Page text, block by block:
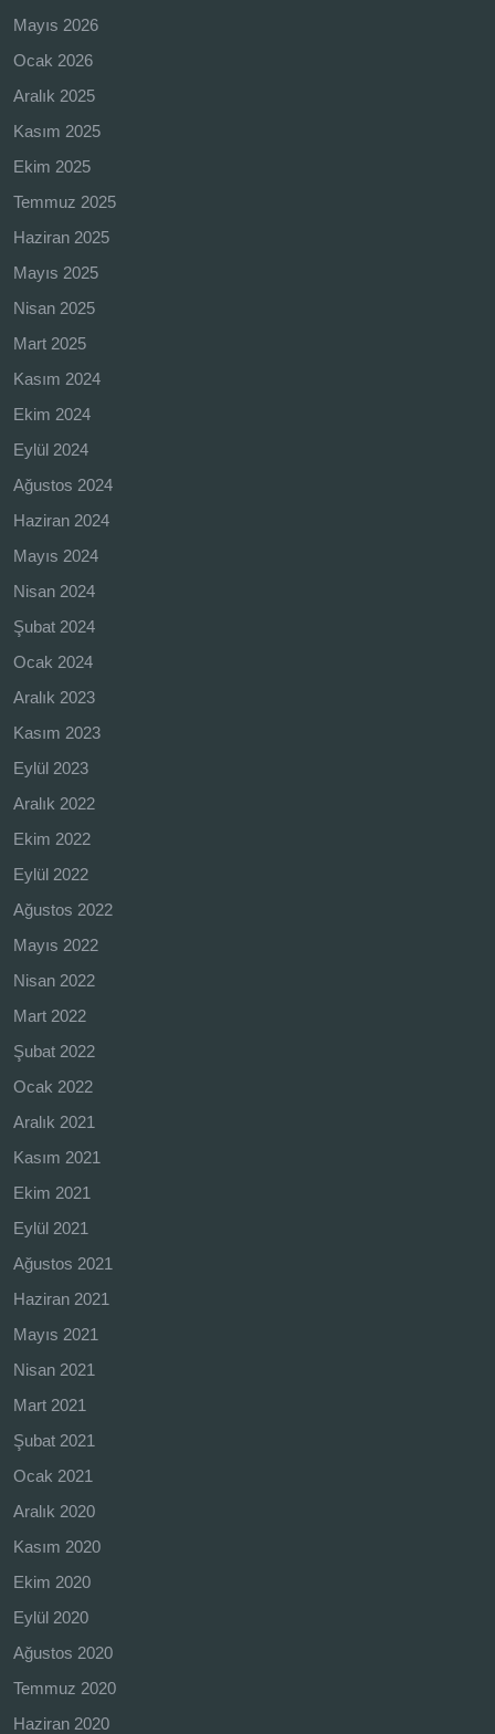
Mayıs 2026
Ocak 2026
Aralık 2025
Kasım 2025
Ekim 2025
Temmuz 2025
Haziran 2025
Mayıs 2025
Nisan 2025
Mart 2025
Kasım 2024
Ekim 2024
Eylül 2024
Ağustos 2024
Haziran 2024
Mayıs 2024
Nisan 2024
Şubat 2024
Ocak 2024
Aralık 2023
Kasım 2023
Eylül 2023
Aralık 2022
Ekim 2022
Eylül 2022
Ağustos 2022
Mayıs 2022
Nisan 2022
Mart 2022
Şubat 2022
Ocak 2022
Aralık 2021
Kasım 2021
Ekim 2021
Eylül 2021
Ağustos 2021
Haziran 2021
Mayıs 2021
Nisan 2021
Mart 2021
Şubat 2021
Ocak 2021
Aralık 2020
Kasım 2020
Ekim 2020
Eylül 2020
Ağustos 2020
Temmuz 2020
Haziran 2020